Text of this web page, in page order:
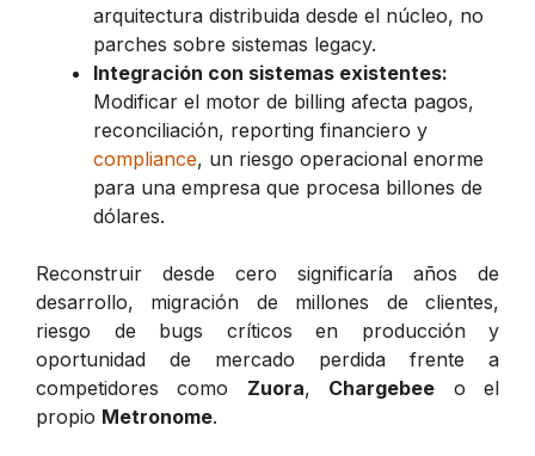
arquitectura distribuida desde el núcleo, no
parches sobre sistemas legacy.
Integración con sistemas existentes:
Modificar el motor de billing afecta pagos,
reconciliación, reporting financiero y
compliance, un riesgo operacional enorme
para una empresa que procesa billones de
dólares.
Reconstruir desde cero significaría años de
desarrollo, migración de millones de clientes,
riesgo de bugs críticos en producción y
oportunidad de mercado perdida frente a
competidores como Zuora, Chargebee o el
propio Metronome.